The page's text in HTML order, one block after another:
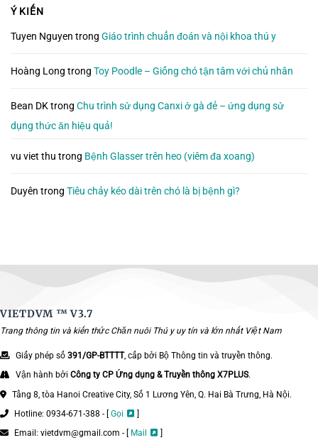
Ý KIẾN
Tuyen Nguyen trong Giáo trình chuẩn đoán và nội khoa thú y
Hoàng Long trong Toy Poodle – Giống chó tận tâm với chủ nhân
Bean DKtrong Chu trình sử dụng Canxi ở gà đẻ – ứng dụng sử
dụng thức ăn hiệu quả!
vu viet thu trong Bệnh Glasser trên heo (viêm đa xoang)
Duyên trong Tiêu chảy kéo dài trên chó là bị bệnh gì?
VIETDVM ™V3.7
Trang thông tin và kiến thức Chăn nuôi Thú y uy tín và lớn nhất Việt Nam
Giấy phép số 391/GP-BTTTT, cấp bởi Bộ Thông tin và truyền thông.
Vận hành bởi Công ty CP Ứng dụng & Truyền thông X7PLUS.
Tầng 8, tòa Hanoi Creative City, Số 1 Lương Yên, Q. Hai Bà Trưng, Hà Nội.
Hotline: 0934-671-388 - [ Gọi
]
Email: vietdvm@gmail.com - [
Mail